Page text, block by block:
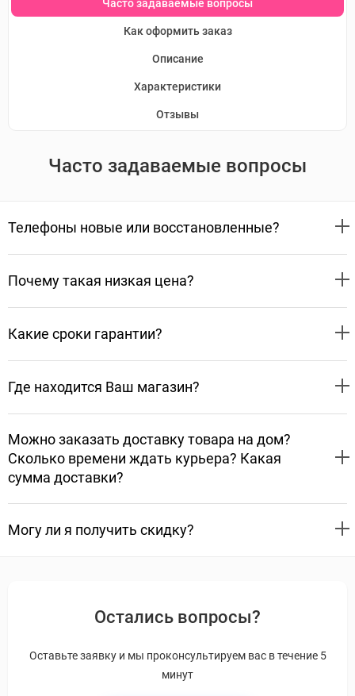
Часто задаваемые вопросы
Как оформить заказ
Описание
Характеристики
Отзывы
Часто задаваемые вопросы
Телефоны новые или восстановленные?
Почему такая низкая цена?
Какие сроки гарантии?
Где находится Ваш магазин?
Можно заказать доставку товара на дом?
Сколько времени ждать курьера? Какая
сумма доставки?
Могу ли я получить скидку?
Остались вопросы?
Оставьте заявку и мы проконсультируем вас в течение 5
минут